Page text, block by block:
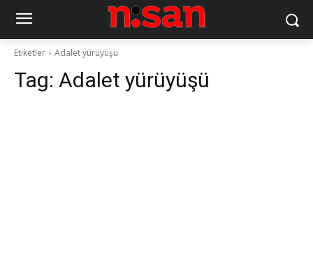
Etiketler Adalet yürüyüşü
Tag: Adalet yürüyüşü